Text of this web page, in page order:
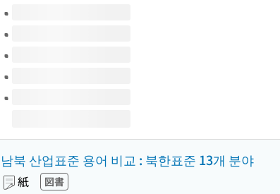
このタイトルの巻号
남북 산업표준 용어 비교 : 북한표준 13개 분야
紙 図書